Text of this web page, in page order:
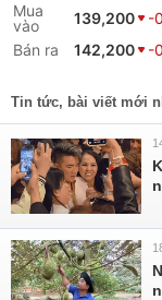
Mua
vào
139,200
-
Bán ra
142,200 -
Tin tức, bài viết mới